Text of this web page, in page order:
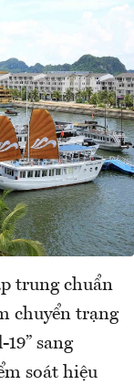
trung chuẩn
chuyển trạng
sang
soát hiệu